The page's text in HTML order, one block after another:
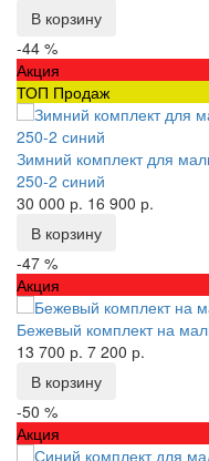
В корзину
-44 %
Акция
ТОП Продаж
Зимний комплект для
250-2 синий
30 000 р. 16 900 р.
В корзину
-47 %
Акция
Бежевый комплект на
13 700 р. 7 200 р.
В корзину
-50 %
Акция